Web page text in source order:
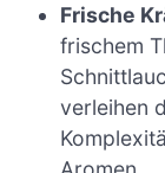
Frische
frischem
verleihen